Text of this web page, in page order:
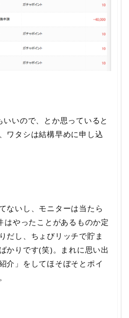
いので、とか思っていると
ワタシは結構早めに申し込
ないし、モニターは当たら
はやったことがあるものか定
だし、ちょびリッチで貯ま
かりです(笑)。まれに思い出
介」をしてほそぼそとポイ